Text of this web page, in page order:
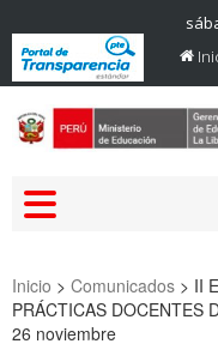
Inicio > Comunicados > II
PRÁCTICAS DOCENTES
26 noviembre